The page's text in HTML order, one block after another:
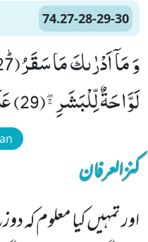
74.27-28-29-30
لَوَّاحَةٌ لِّلْبَشَرِﭕ(29) عَلَیْهَا تِسْعَةَ عَشَرَﭤ(30)
کنزالعرفان
اور تمہیں کیا معلوم کہ